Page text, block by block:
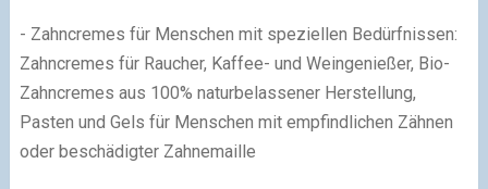
- Zahncremes für Menschen mit speziellen Bedürfnissen:
Zahncremes für Raucher, Kaffee- und Weingenießer, Bio-
Zahncremes aus 100% naturbelassener Herstellung,
Pasten und Gels für Menschen mit empfindlichen Zähnen
oder beschädigter Zahnemaille